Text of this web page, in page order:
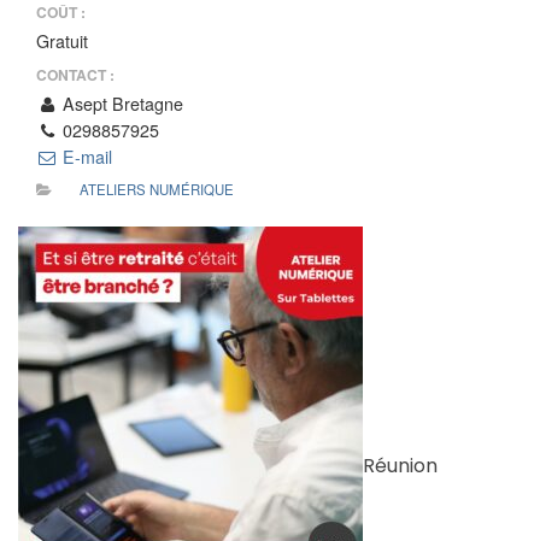
COÛT :
Gratuit
CONTACT :
Asept Bretagne
0298857925
E-mail
ATELIERS NUMÉRIQUE
Réunion